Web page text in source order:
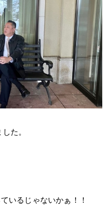
た。
いるじゃないかぁ！！